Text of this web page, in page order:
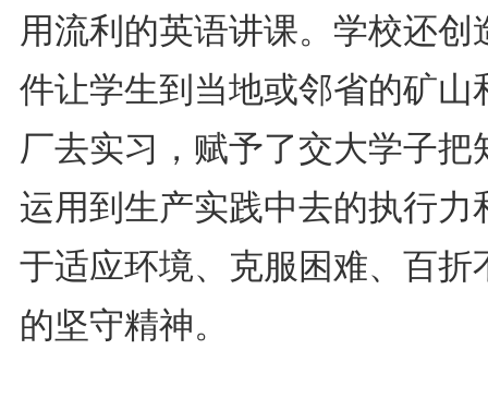
用流利的英语讲课。学校还创
件让学生到当地或邻省的矿山
厂去实习，赋予了交大学子把
运用到生产实践中去的执行力
于适应环境、克服困难、百折
的坚守精神。